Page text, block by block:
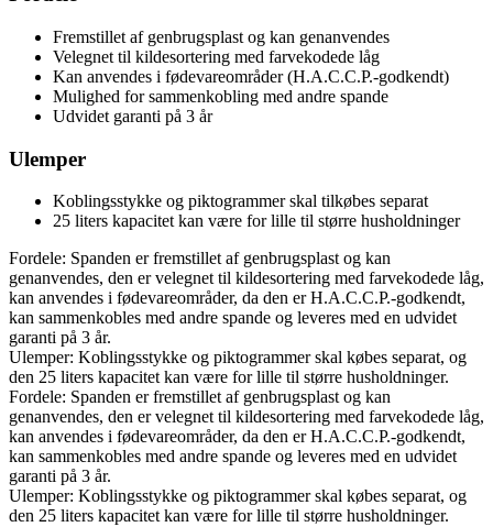
Fremstillet af genbrugsplast og kan genanvendes
Velegnet til kildesortering med farvekodede låg
Kan anvendes i fødevareområder (H.A.C.C.P.-godkendt)
Mulighed for sammenkobling med andre spande
Udvidet garanti på 3 år
Ulemper
Koblingsstykke og piktogrammer skal tilkøbes separat
25 liters kapacitet kan være for lille til større husholdninger
Fordele: Spanden er fremstillet af genbrugsplast og kan
genanvendes, den er velegnet til kildesortering med farvekodede låg,
kan anvendes i fødevareområder, da den er H.A.C.C.P.-godkendt,
kan sammenkobles med andre spande og leveres med en udvidet
garanti på 3 år.
Ulemper: Koblingsstykke og piktogrammer skal købes separat, og
den 25 liters kapacitet kan være for lille til større husholdninger.
Fordele: Spanden er fremstillet af genbrugsplast og kan
genanvendes, den er velegnet til kildesortering med farvekodede låg,
kan anvendes i fødevareområder, da den er H.A.C.C.P.-godkendt,
kan sammenkobles med andre spande og leveres med en udvidet
garanti på 3 år.
Ulemper: Koblingsstykke og piktogrammer skal købes separat, og
den 25 liters kapacitet kan være for lille til større husholdninger.